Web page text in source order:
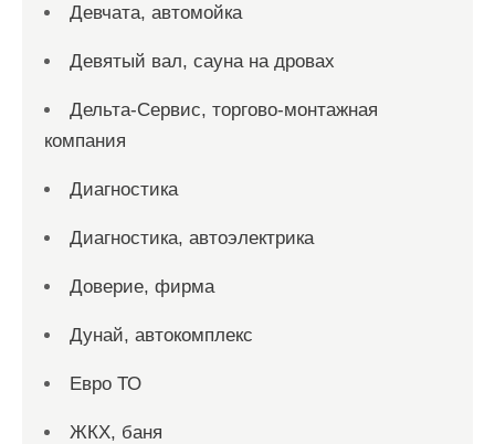
Девчата, автомойка
Девятый вал, сауна на дровах
Дельта-Сервис, торгово-монтажная
компания
Диагностика
Диагностика, автоэлектрика
Доверие, фирма
Дунай, автокомплекс
Евро ТО
ЖКХ, баня